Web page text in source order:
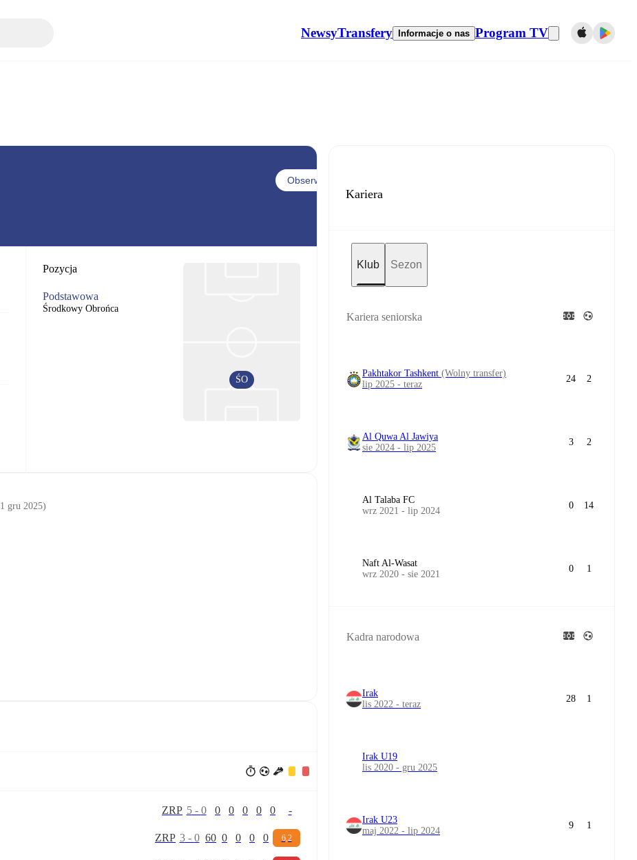
NewsyTransfery Informacje o nas Program TV
Obserwuj
Pozycja
Podstawowa
Środkowy Obrońca
ŚO
1 gru 2025)
ZRP 5- 0 0 0 0 0 0 -
ZRP 3- 0 60 0 0 0 0 6,2
Kariera
Klub Sezon
Kariera seniorska
Pakhtakor Tashkent (Wolny transfer)
lip 2025 - teraz
24 2
Al Quwa Al Jawiya
sie 2024 - lip 2025
3 2
Al Talaba FC
wrz 2021 - lip 2024
0 14
Naft Al-Wasat
wrz 2020 - sie 2021
0 1
Kadra narodowa
Irak
lis 2022 - teraz
28 1
Irak U19
lis 2020 - gru 2025
Irak U23
maj 2022 - lip 2024
9 1